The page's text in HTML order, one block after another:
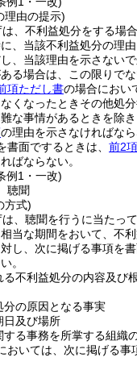
理由の提示)
、不利益処分をする場
、当該不利益処分の理
、当該理由を示さない
る場合は、この限りでな
項ただし書の場合におい
くなったときその他処
な事情があるときを除
の理由を示さなければなら
書面でするときは、 前2項
ばならない。
例1・一改)
聴聞
方式)
、聴聞を行うに当たっ
当な期間をおいて、不
し、次に掲げる事項を
。
る不利益処分の内容及び
分の原因となる事実
日及び場所
する事務を所掌する組織
おいては、次に掲げる事